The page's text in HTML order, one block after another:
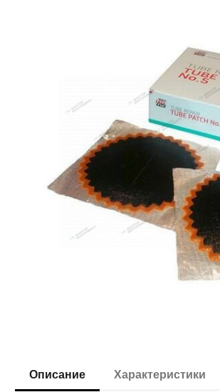
Описание Характеристики